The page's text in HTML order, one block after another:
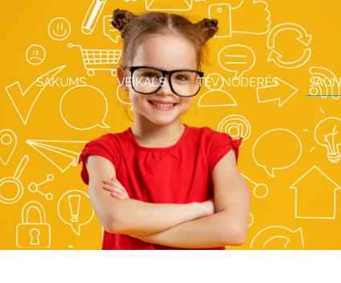
SĀKUMS VEIKALS TEV NODERĒS